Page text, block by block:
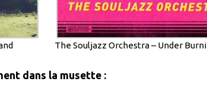
The Souljazz Orchestra – Under
dans la musette :